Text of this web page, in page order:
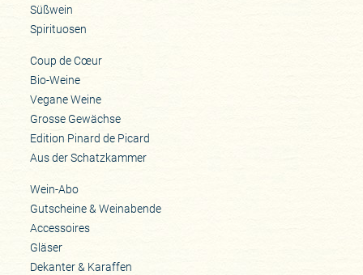
Süßwein
Spirituosen
Coup de Cœur
Bio-Weine
Vegane Weine
Grosse Gewächse
Edition Pinard de Picard
Aus der Schatzkammer
Wein-Abo
Gutscheine & Weinabende
Accessoires
Gläser
Dekanter & Karaffen